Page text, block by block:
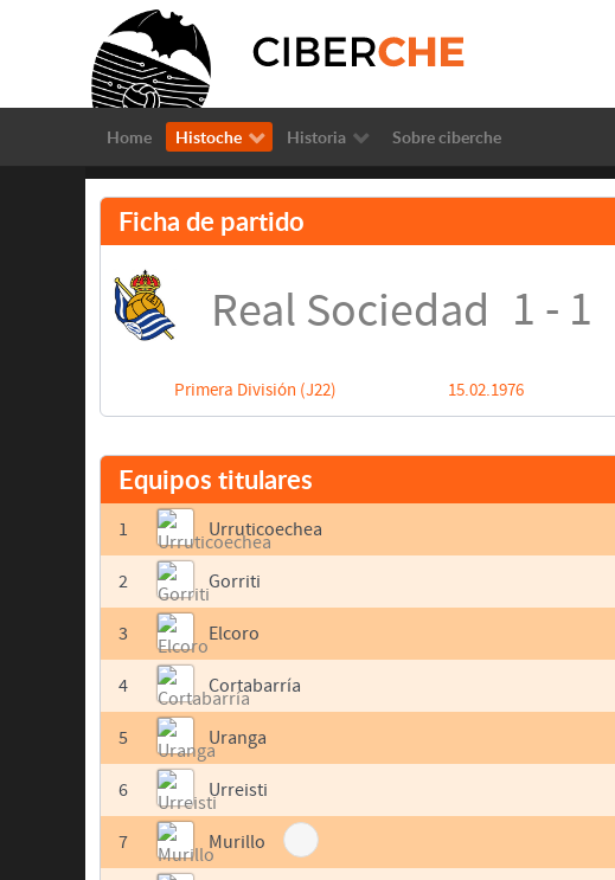
Home Histoche Historia Sobre ciberche
Ficha de partido
Real Sociedad 1 - 1
Primera División (J22) 15.02.1976
Equipos titulares
1 Urruticoechea
2 Gorriti
3 Elcoro
4 Cortabarría
5 Uranga
6 Urreisti
7 Murillo